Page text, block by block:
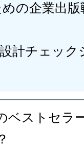
の企業出
計チェック
ベストセラ